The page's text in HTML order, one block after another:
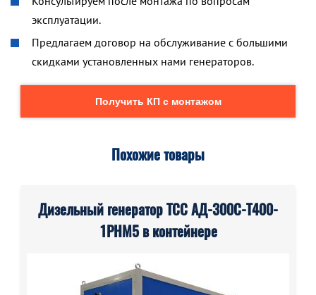
эксплуатации.
Предлагаем договор на обслуживание с большими
скидками установленных нами генераторов.
Получить КП с монтажом
Похожие товары
Дизельный генератор ТСС АД-300С-Т400-
1РНМ5 в контейнере